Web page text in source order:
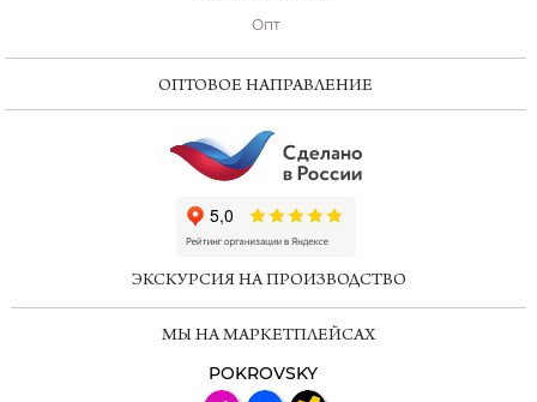
Опт
ОПТОВОЕ НАПРАВЛЕНИЕ
ЭКСКУРСИЯ НА ПРОИЗВОДСТВО
МЫ НА МАРКЕТПЛЕЙСАХ
POKROVSKY